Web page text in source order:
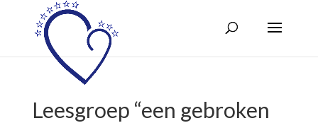
Leesgroep “een gebroken